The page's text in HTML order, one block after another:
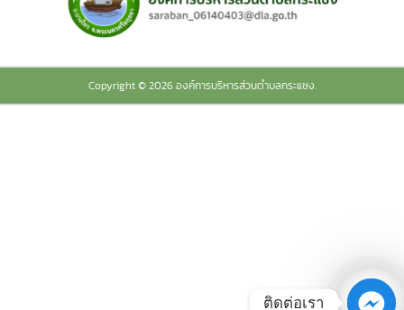
Copyright © 2026 องค์การบริหารส่วนตำบลกระแชง.
ติดต่อเรา